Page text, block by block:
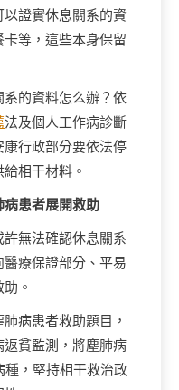
證實休息關系的資
等，這些本身保留
的資料怎么辦？依
法及個人工作病診斷
行政部分要依法停
相干材料。
患者展開救助
無法確認休息關系
療保證部分、平易
。
病患者救助題目，
貧監測，將塵肺病
種，堅持相干救治政